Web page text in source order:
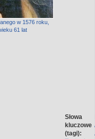
w 1576 roku,
61 lat
Słowa
kluczowe
(tagi):